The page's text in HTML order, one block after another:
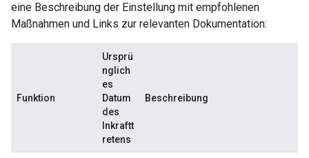
eine Beschreibung der Einstellung mit empfohlenen
Maßnahmen und Links zur relevanten Dokumentation:
Funktion
Ursprü
nglich
es
Datum
des
Inkraftt
retens
Beschreibung